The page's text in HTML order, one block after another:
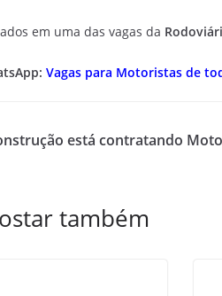
em uma das vagas da
Vagas para Motoristas de
está contratando
também